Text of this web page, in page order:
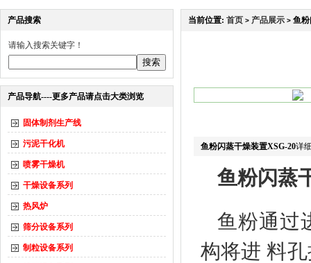
产品搜索
请输入搜索关键字！
产品导航----更多产品请点击大类浏览
固体制剂生产线
污泥干化机
喷雾干燥机
干燥设备系列
热风炉
筛分设备系列
制粒设备系列
当前位置: 首页 > 产品展示 > 鱼
鱼粉闪蒸干燥装置XSG-20详
鱼粉闪蒸
鱼粉通过
构将进 料